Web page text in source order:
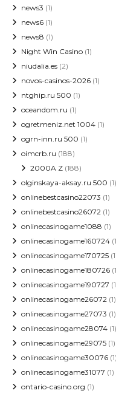
news3 (1)
news6 (1)
news8 (1)
Night Win Casino (1)
niudalia.es (2)
novos-casinos-2026 (1)
ntghip.ru 500 (1)
oceandom.ru (1)
ogretmeniz.net 1004 (1)
ogrn-inn.ru 500 (1)
oimcrb.ru (188)
2000A Z (188)
olginskaya-aksay.ru 500 (1)
onlinebestcasino22073 (1)
onlinebestcasino26072 (1)
onlinecasinogame1088 (1)
onlinecasinogame160724
onlinecasinogame170725
onlinecasinogame180726
onlinecasinogame190727
onlinecasinogame26072 (1)
onlinecasinogame27073 (1)
onlinecasinogame28074 (1)
onlinecasinogame29075 (1)
onlinecasinogame30076 (1)
onlinecasinogame31077 (1)
ontario-casino.org (1)